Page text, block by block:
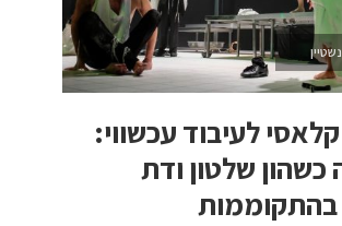
לעיבוד עכשווי:
כשהון שלטון ודת
בהתקוממות